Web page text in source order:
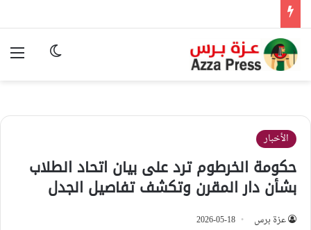
الوضع
الأخبار
حكومة الخرطوم ترد على بيان اتحاد الطلاب
بشأن دار المقرن وتكشف تفاصيل الجدل
عزة برس 2026-05-18